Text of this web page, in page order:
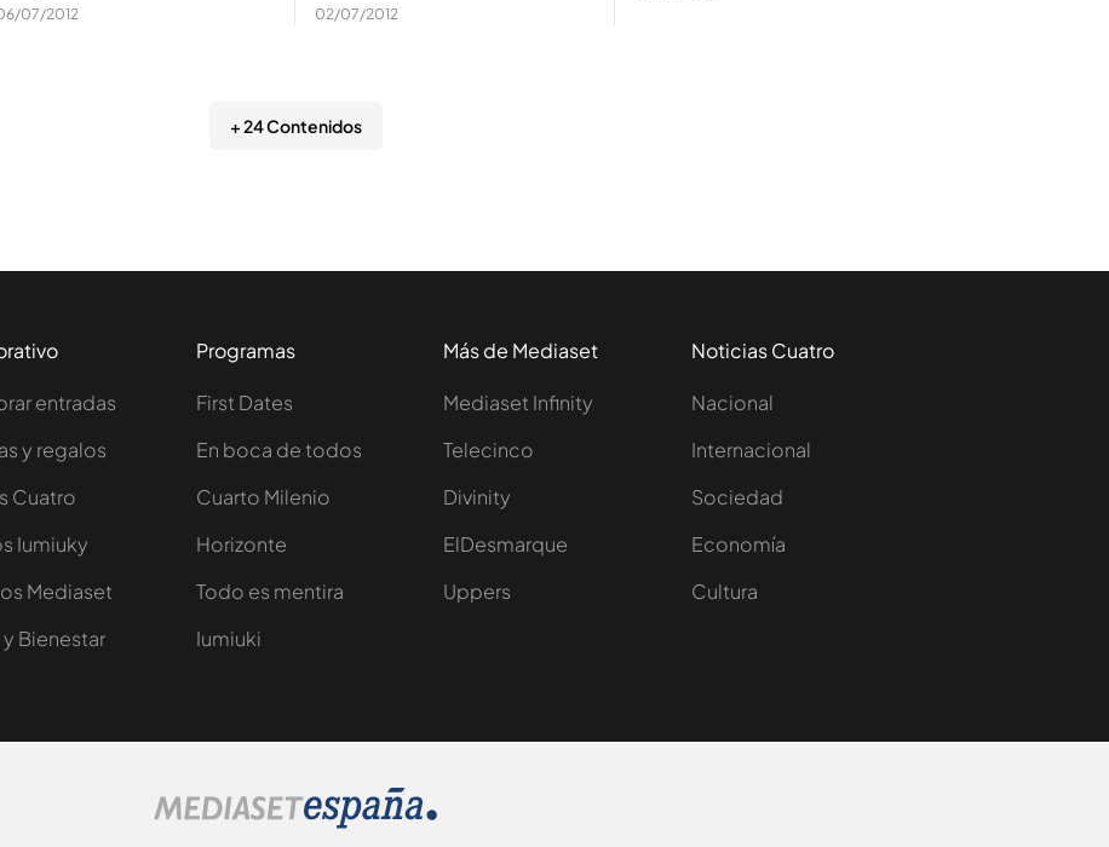
07/2012 02/07/2012
+ 24 Contenidos
entradas
y regalos
Cuatro
Iumiuky
Mediaset
y Bienestar
Programas
First Dates
En boca de todos
Cuarto Milenio
Horizonte
Todo es mentira
Iumiuki
Más de Mediaset
Mediaset Infinity
Telecinco
Divinity
ElDesmarque
Uppers
Noticias Cuatro
Nacional
Internacional
Sociedad
Economía
Cultura